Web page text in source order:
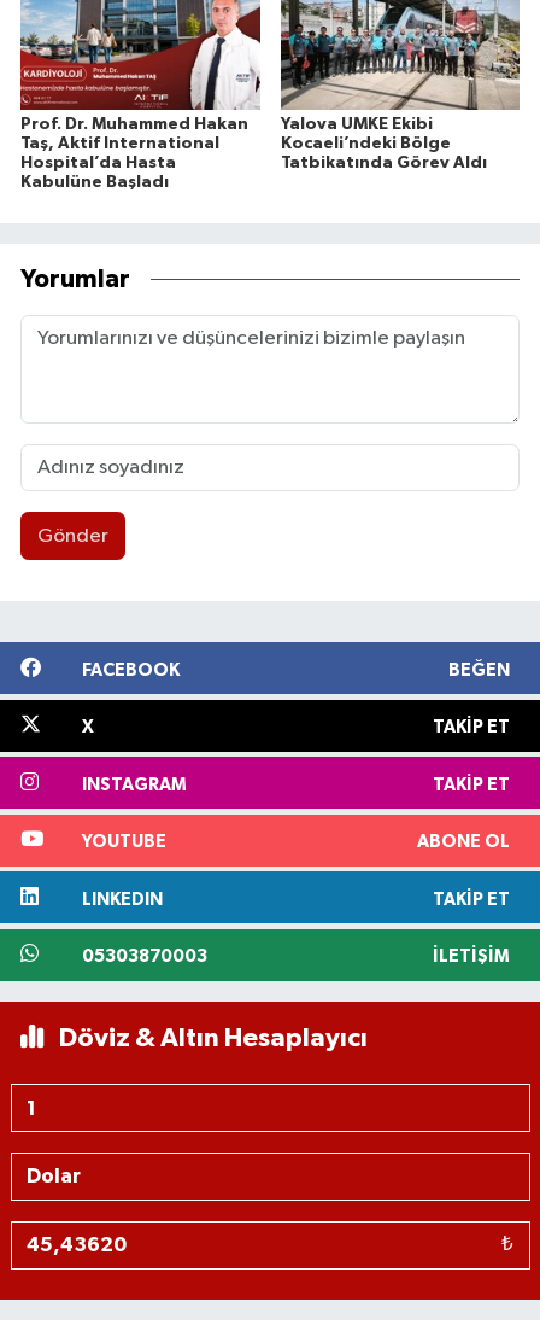
Prof. Dr. Muhammed Hakan
Taş, Aktif International
Hospital’da Hasta
Kabulüne Başladı
Yalova UMKE Ekibi
Kocaeli’ndeki Bölge
Tatbikatında Görev Aldı
Yorumlar
Gönder
FACEBOOK BEĞEN
X TAKIP ET
INSTAGRAM TAKIP ET
YOUTUBE ABONE OL
LINKEDIN TAKIP ET
05303870003 İLETIŞIM
Döviz & Altın Hesaplayıcı
₺